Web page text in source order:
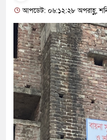
আপডেট: ০৬:১২:২৮ অপরাহ্ণ,